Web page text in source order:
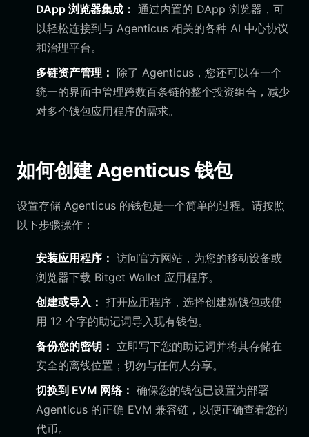
DApp 浏览器集成： 通过内置的 DApp 浏览器，可
以轻松连接到与 Agenticus 相关的各种 AI 中心协议
和治理平台。
多链资产管理： 除了 Agenticus，您还可以在一个
统一的界面中管理跨数百条链的整个投资组合，减少
对多个钱包应用程序的需求。
如何创建 Agenticus 钱包
设置存储 Agenticus 的钱包是一个简单的过程。请按照
以下步骤操作：
安装应用程序： 访问官方网站，为您的移动设备或
浏览器下载 Bitget Wallet 应用程序。
创建或导入： 打开应用程序，选择创建新钱包或使
用 12 个字的助记词导入现有钱包。
备份您的密钥： 立即写下您的助记词并将其存储在
安全的离线位置；切勿与任何人分享。
切换到 EVM 网络： 确保您的钱包已设置为部署
Agenticus 的正确 EVM 兼容链，以便正确查看您的
代币。